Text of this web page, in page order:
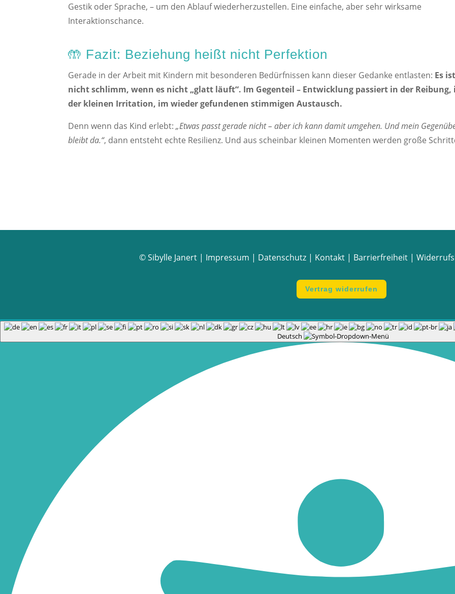
Gestik oder Sprache, – um den Ablauf wiederherzustellen. Eine einfache, aber sehr wirksame
Interaktionschance.
🤲 Fazit: Beziehung heißt nicht Perfektion
Gerade in der Arbeit mit Kindern mit besonderen Bedürfnissen kann dieser Gedanke entlasten: Es ist
nicht schlimm, wenn es nicht „glatt läuft“. Im Gegenteil – Entwicklung passiert in der Reibung,
der kleinen Irritation, im wieder gefundenen stimmigen Austausch.
Denn wenn das Kind erlebt:„Etwas passt gerade nicht – aber ich kann damit umgehen. Und mein
bleibt da.“, dann entsteht echte Resilienz. Und aus scheinbar kleinen Momenten werden große
© Sibylle Janert | Impressum | Datenschutz | Kontakt | Barrierfreiheit |
Vertrag widerrufen
Deutsch